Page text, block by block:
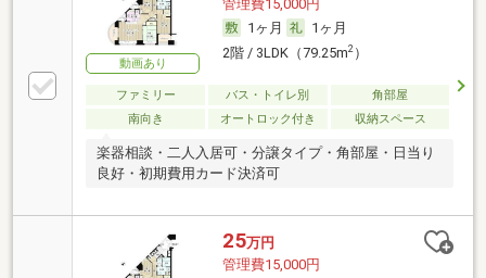
動画あり
管理費15,000円
1ヶ月
1ヶ月
2階 / 3LDK（79.25m2）
ファミリー バス・トイレ別
角部屋
南向き
オートロック付き 収納スペース
楽器相談・二人入居可・分譲タイプ・角部屋・日当り
良好・初期費用カード決済可
25万円
管理費15,000円